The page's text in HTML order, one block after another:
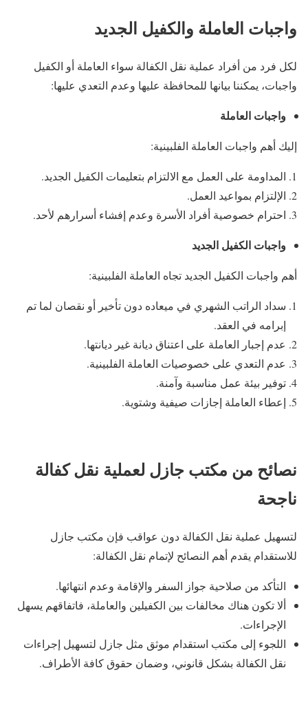
واجبات العاملة والكفيل الجديد
لكل فرد من أفراد عملية نقل الكفالة سواء العاملة أو الكفيل
واجبات، يمكننا بيانها للمحافظة عليها وعدم التعدي عليها:
واجبات العاملة
إليك أهم واجبات العاملة الفلبينية:
المداومة على العمل مع الالتزام بتعليمات الكفيل الجديد.
الإلتزام بمواعيد العمل.
احترام خصوصية أفراد الأسرة وعدم إفشاء أسرارهم لأحد.
واجبات الكفيل الجديد
أهم واجبات الكفيل الجديد تجاه العاملة الفلبينية:
سداد الراتب الشهري في ميعاده دون تأخير أو نقصان لما تم
إبرامه في العقد.
عدم إجبار العاملة على اعتناق ديانة غير ديانتها.
عدم التعدي على خصوصيات العاملة الفلبينية.
توفير بيئة عمل مناسبة وآمنة.
إعطاء العاملة إجازات صيفية وشتوية.
نصائح من مكتب جازل لعملية نقل كفالة
ناجحة
لتسهيل عملية نقل الكفالة دون عواقب فإن مكتب جازل
للاستقدام يقدم أهم النصائح لإتمام نقل الكفالة:
التأكد من صلاحية جواز السفر والإقامة وعدم انتهائها.
ألا تكون هناك مخالفات بين الكفيلين والعاملة، فاتفاقهم يسهل
الإجراءات.
اللجوء إلى مكتب استقدام موثق مثل جازل لتسهيل إجراءات
نقل الكفالة بشكل قانوني، وضمان حقوق كافة الأطراف.